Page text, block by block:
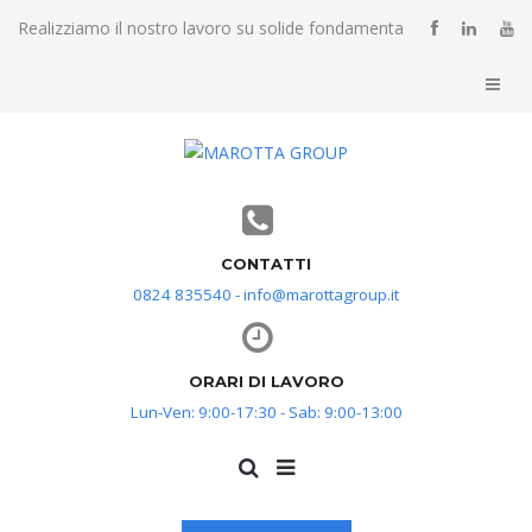
Realizziamo il nostro lavoro su solide fondamenta
CONTATTI
0824 835540 - info@marottagroup.it
ORARI DI LAVORO
Lun-Ven: 9:00-17:30 - Sab: 9:00-13:00